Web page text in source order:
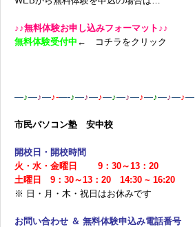
♪♪無料体験お申し込みフォーマット♪♪
無料体験受付中 ← コチラをクリック
—♪—♪—♪-—-♪—♪—♪—♪—♪—♪—♪—♪—♪—
市民パソコン塾 安中校
開校日・開校時間
火・水・金曜日 9：30～13：20
土曜日 9：30～13：20 14:30 ~ 16:20
※ 日・月・木・祝日はお休みです
お問い合わせ ＆ 無料体験申込み電話番号